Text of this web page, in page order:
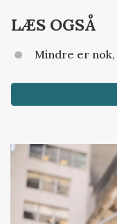
LÆS OGSÅ
Mindre er